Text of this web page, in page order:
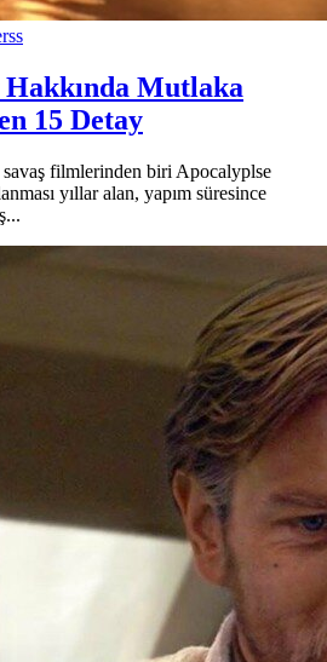
Hakkında Mutlaka
15 Detay
filmlerinden biri Apocalyplse
yıllar alan, yapım süresince